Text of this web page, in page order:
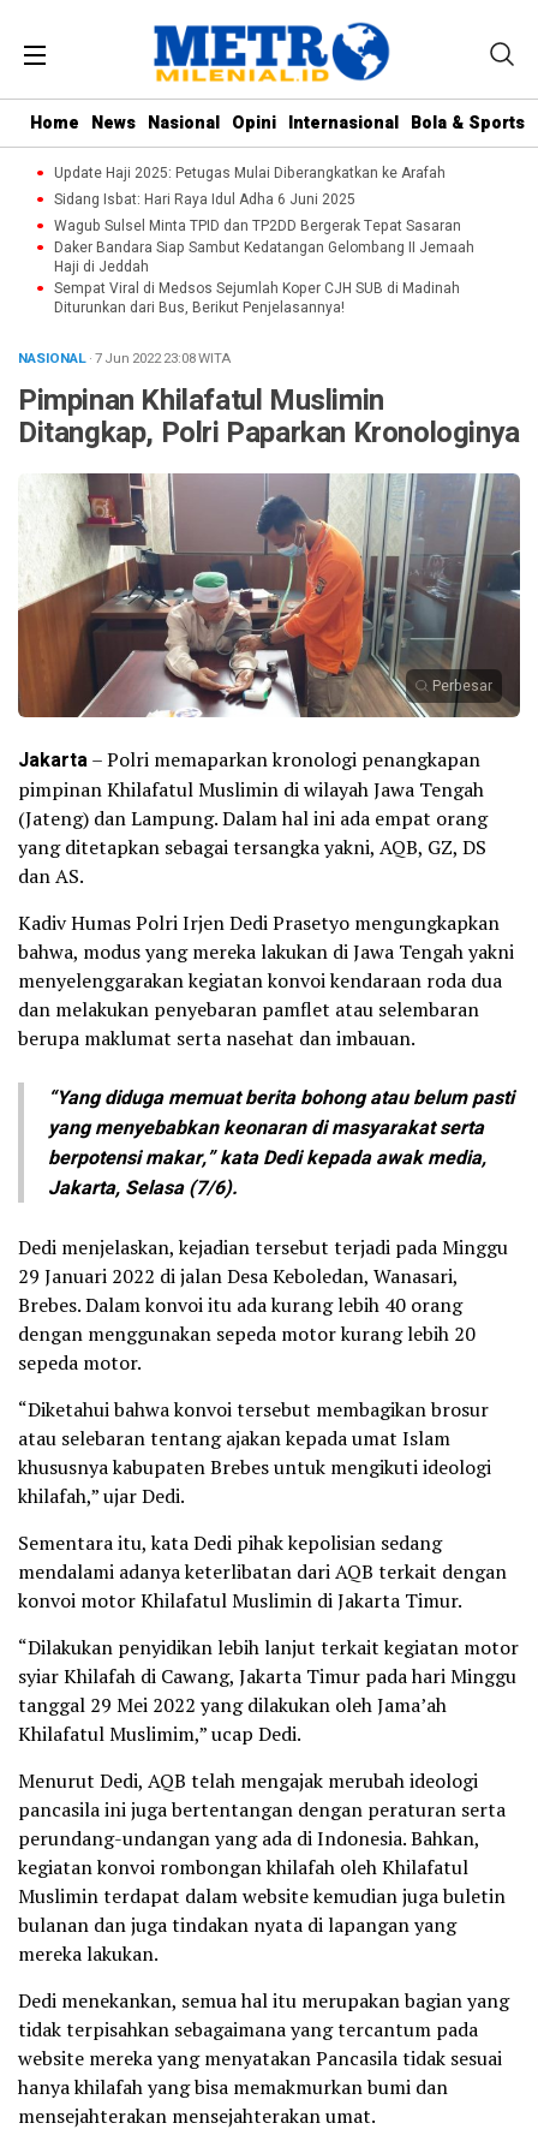
Home News Nasional Opini Internasional Bola & Sports
Update Haji 2025: Petugas Mulai Diberangkatkan ke Arafah
Sidang Isbat: Hari Raya Idul Adha 6 Juni 2025
Wagub Sulsel Minta TPID dan TP2DD Bergerak Tepat Sasaran
Daker Bandara Siap Sambut Kedatangan Gelombang II Jemaah
Haji di Jeddah
Sempat Viral di Medsos Sejumlah Koper CJH SUB di Madinah
Diturunkan dari Bus, Berikut Penjelasannya!
NASIONAL· 7 Jun 202223:08WITA
Pimpinan Khilafatul Muslimin
Ditangkap, Polri Paparkan Kronologinya
Perbesar
Jakarta– Polri memaparkan kronologi penangkapan
pimpinan Khilafatul Muslimin di wilayah Jawa Tengah
(Jateng) dan Lampung. Dalam hal ini ada empat orang
yang ditetapkan sebagai tersangka yakni, AQB, GZ, DS
dan AS.
Kadiv Humas Polri Irjen Dedi Prasetyo mengungkapkan
bahwa, modus yang mereka lakukan di Jawa Tengah yakni
menyelenggarakan kegiatan konvoi kendaraan roda dua
dan melakukan penyebaran pamflet atau selembaran
berupa maklumat serta nasehat dan imbauan.
“Yang diduga memuat berita bohong atau belum pasti
yang menyebabkan keonaran di masyarakat serta
berpotensi makar,” kata Dedi kepada awak media,
Jakarta, Selasa (7/6).
Dedi menjelaskan, kejadian tersebut terjadi pada Minggu
29 Januari 2022 di jalan Desa Keboledan, Wanasari,
Brebes. Dalam konvoi itu ada kurang lebih 40 orang
dengan menggunakan sepeda motor kurang lebih 20
sepeda motor.
“Diketahui bahwa konvoi tersebut membagikan brosur
atau selebaran tentang ajakan kepada umat Islam
khususnya kabupaten Brebes untuk mengikuti ideologi
khilafah,” ujar Dedi.
Sementara itu, kata Dedi pihak kepolisian sedang
mendalami adanya keterlibatan dari AQB terkait dengan
konvoi motor Khilafatul Muslimin di Jakarta Timur.
“Dilakukan penyidikan lebih lanjut terkait kegiatan motor
syiar Khilafah di Cawang, Jakarta Timur pada hari Minggu
tanggal 29 Mei 2022 yang dilakukan oleh Jama’ah
Khilafatul Muslimim,” ucap Dedi.
Menurut Dedi, AQB telah mengajak merubah ideologi
pancasila ini juga bertentangan dengan peraturan serta
perundang-undangan yang ada di Indonesia. Bahkan,
kegiatan konvoi rombongan khilafah oleh Khilafatul
Muslimin terdapat dalam website kemudian juga buletin
bulanan dan juga tindakan nyata di lapangan yang
mereka lakukan.
Dedi menekankan, semua hal itu merupakan bagian yang
tidak terpisahkan sebagaimana yang tercantum pada
website mereka yang menyatakan Pancasila tidak sesuai
hanya khilafah yang bisa memakmurkan bumi dan
mensejahterakan mensejahterakan umat.